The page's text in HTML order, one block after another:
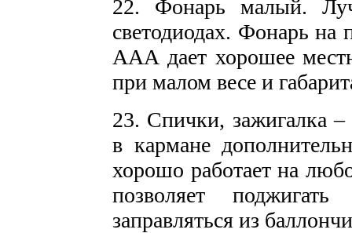
22. Фонарь малый.
светодиодах. Фонарь на
ААА дает хорошее
при малом весе и
23. Спички, зажигалка
в кармане
хорошо работает на
позволяет
заправляться из